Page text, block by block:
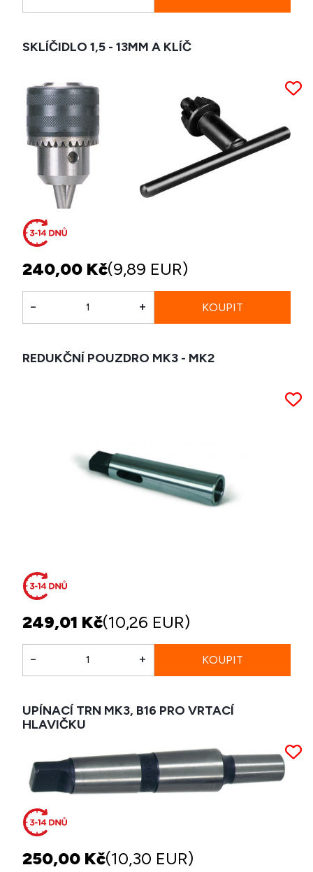
SKLÍČIDLO 1,5 - 13MM A KLÍČ
240,00 Kč(9,89 EUR)
- +
REDUKČNÍ POUZDRO MK3 - MK2
249,01 Kč(10,26 EUR)
- +
UPÍNACÍ TRN MK3, B16 PRO VRTACÍ
HLAVIČKU
250,00 Kč(10,30 EUR)